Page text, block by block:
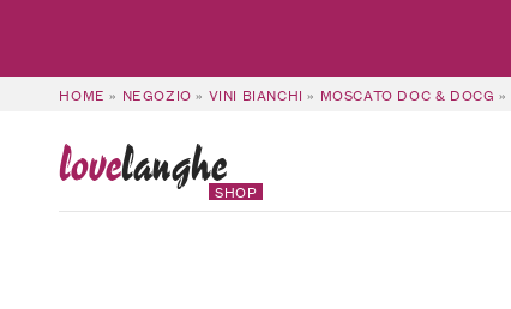
HOME » NEGOZIO » VINI BIANCHI » MOSCATO DOC & DOCG »
lovelanghe
SHOP